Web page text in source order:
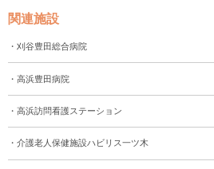
関連施設
・刈谷豊田総合病院
・高浜豊田病院
・高浜訪問看護ステーション
・介護老人保健施設ハビリス一ツ木